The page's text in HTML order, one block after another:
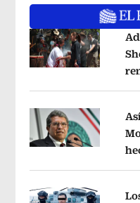
Opens in new window
Opens in new window